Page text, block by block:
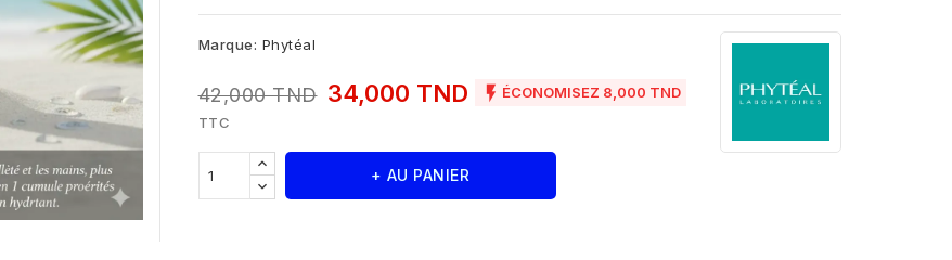
Marque: Phytéal
42,000 TND 34,000 TND  ÉCONOMISEZ 8,000 TND
TTC
+ AU PANIER